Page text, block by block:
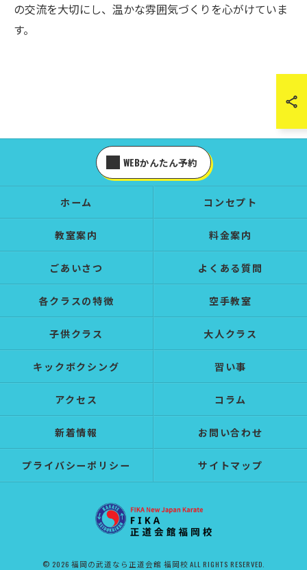
の交流を大切にし、温かな雰囲気づくりを心がけていま
す。
WEBかんたん予約
ホーム コンセプト
教室案内 料金案内
ごあいさつ よくある質問
各クラスの特徴 空手教室
子供クラス 大人クラス
キックボクシング 習い事
アクセス コラム
新着情報 お問い合わせ
プライバシーポリシー サイトマップ
© 2026 福岡の武道なら正道会館 福岡校 ALL RIGHTS RESERVED.